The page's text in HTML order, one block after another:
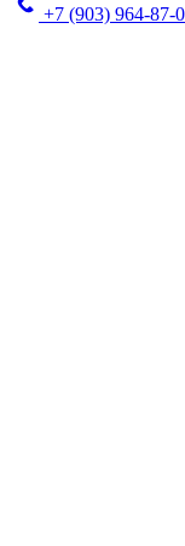
+7 (903) 964-87-